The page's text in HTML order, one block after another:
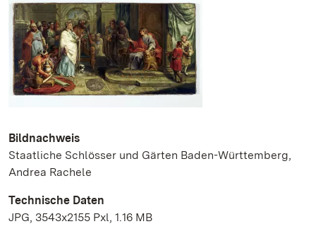
Bildnachweis
Staatliche Schlösser und Gärten Baden-Württemberg,
Andrea Rachele
Technische Daten
JPG, 3543x2155 Pxl, 1.16 MB